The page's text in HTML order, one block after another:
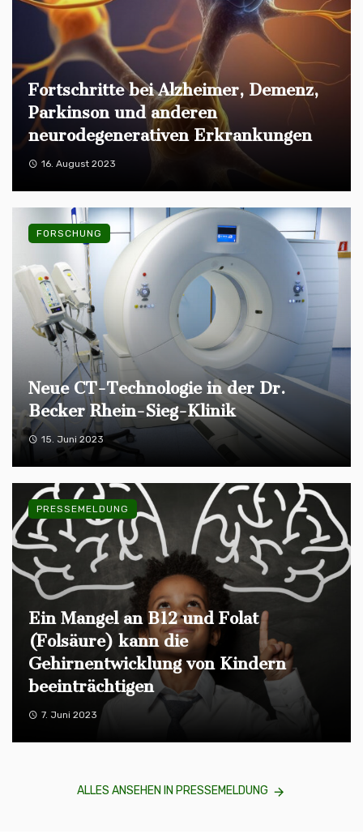
Fortschritte bei Alzheimer, Demenz,
Parkinson und anderen
neurodegenerativen Erkrankungen
16. August 2023
Neue CT-Technologie in der Dr.
Becker Rhein-Sieg-Klinik
15. Juni 2023
FORSCHUNG
Ein Mangel an B12 und Folat
(Folsäure) kann die
Gehirnentwicklung von Kindern
beeinträchtigen
7. Juni 2023
PRESSEMELDUNG
ALLES ANSEHEN IN PRESSEMELDUNG